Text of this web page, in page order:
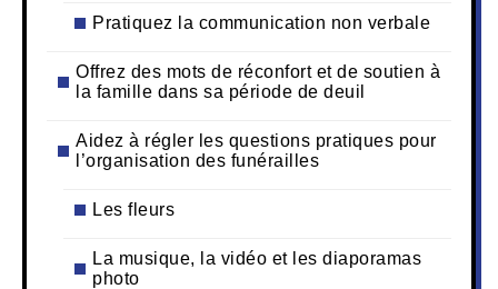
Pratiquez la communication non verbale
Offrez des mots de réconfort et de soutien à
la famille dans sa période de deuil
Aidez à régler les questions pratiques pour
l’organisation des funérailles
Les fleurs
La musique, la vidéo et les diaporamas
photo